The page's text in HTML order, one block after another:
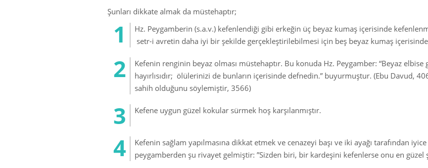
Şunları dikkate almak da müstehaptır;
Hz. Peygamberin (s.a.v.) kefenlendiği gibi erkeğin üç beyaz kumaş içerisinde
setr-i avretin daha iyi bir şekilde gerçekleştirilebilmesi için beş beyaz kumaş içerisinde
Kefenin renginin beyaz olması müstehaptır. Bu konuda Hz. Peygamber: “Beyaz
hayırlısıdır; ölülerinizi de bunların içerisinde defnedin.” buyurmuştur. (Ebu Davud,
sahih olduğunu söylemiştir, 3566)
Kefene uygun güzel kokular sürmek hoş karşılanmıştır.
Kefenin sağlam yapılmasına dikkat etmek ve cenazeyi başı ve iki ayağı tarafından
peygamberden şu rivayet gelmiştir: ”Sizden biri, bir kardeşini kefenlerse onu en güzel